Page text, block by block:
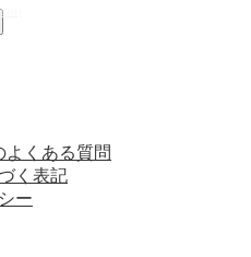
よくある質問
く表記
ー